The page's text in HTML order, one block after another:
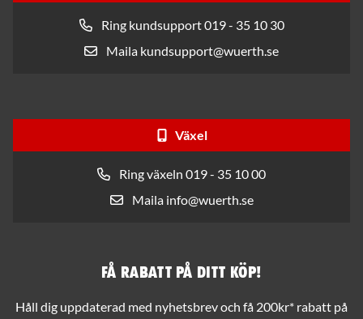
Ring kundsupport 019 - 35 10 30
Maila kundsupport@wuerth.se
Växel
Ring växeln 019 - 35 10 00
Maila info@wuerth.se
Få rabatt på ditt köp!
Håll dig uppdaterad med nyhetsbrev och få 200kr* rabatt på